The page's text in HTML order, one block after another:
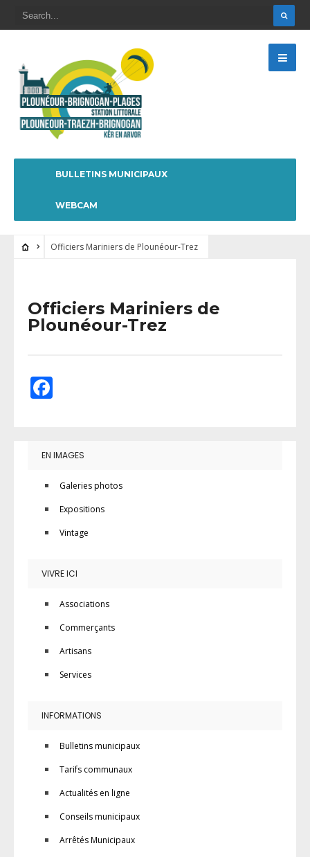
BULLETINS MUNICIPAUX
WEBCAM
Officiers Mariniers de Plounéour-Trez
Officiers Mariniers de
Plounéour-Trez
EN IMAGES
Galeries photos
Expositions
Vintage
VIVRE ICI
Associations
Commerçants
Artisans
Services
INFORMATIONS
Bulletins municipaux
Tarifs communaux
Actualités en ligne
Conseils municipaux
Arrêtés Municipaux